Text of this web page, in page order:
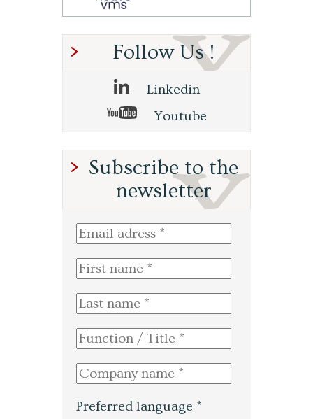
Follow Us !
Linkedin
Youtube
Subscribe to the
newsletter
Preferred language *